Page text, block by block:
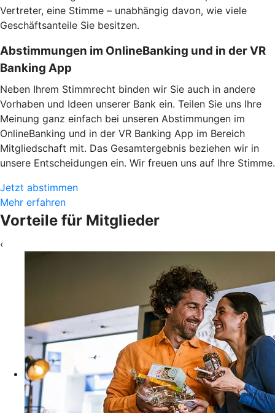
Vertreter, eine Stimme – unabhängig davon, wie viele
Geschäftsanteile Sie besitzen.
Abstimmungen im OnlineBanking und in der VR
Banking App
Neben Ihrem Stimmrecht binden wir Sie auch in andere
Vorhaben und Ideen unserer Bank ein. Teilen Sie uns Ihre
Meinung ganz einfach bei unseren Abstimmungen im
OnlineBanking und in der VR Banking App im Bereich
Mitgliedschaft mit. Das Gesamtergebnis beziehen wir in
unsere Entscheidungen ein. Wir freuen uns auf Ihre Stimme.
Jetzt abstimmen
Mehr erfahren
Vorteile für Mitglieder
‹